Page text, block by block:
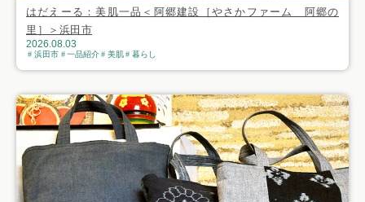
はだえーる：美肌一品＜阿郷建設［やさかファーム 阿郷の
里］＞浜田市
2026.08.03
浜田市 一品紹介 美肌 暮らし